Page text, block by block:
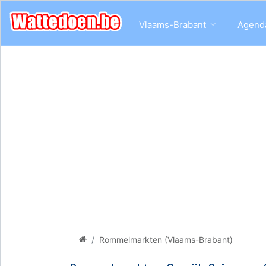
Vlaams-Brabant
Rommelmarkten (Vlaams-Brabant)